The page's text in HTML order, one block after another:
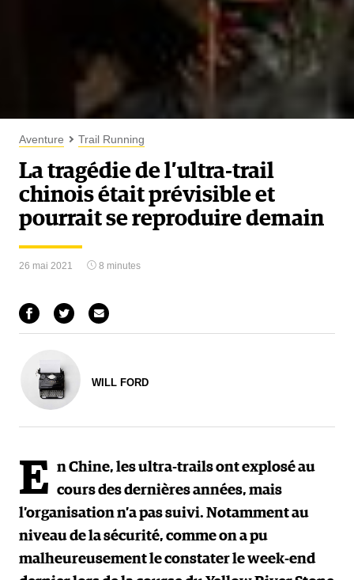
Aventure Trail Running
La tragédie de l’ultra-trail
chinois était prévisible et
pourrait se reproduire demain
26 mai 2021 8 minutes
WILL FORD
E n Chine, les ultra-trails ont explosé au
cours des dernières années, mais
l’organisation n’a pas suivi. Notamment au
niveau de la sécurité, comme on a pu
malheureusement le constater le week-end